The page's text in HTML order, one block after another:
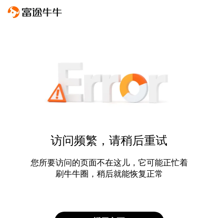
访问频繁，请稍后重试
您所要访问的页面不在这儿，它可能正忙着
刷牛牛圈，稍后就能恢复正常